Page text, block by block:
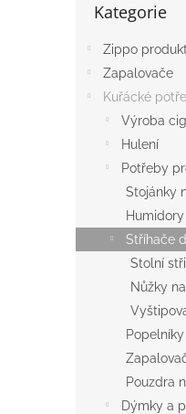
l
kategorie
Kategorie
Zippo
Zapalovače
Kuřácké
Výroba
Hulení
Potřeby
Stojánky
Humidory
Stříhače
Stolní
Nůžky
Pouzdra
Dýmky a